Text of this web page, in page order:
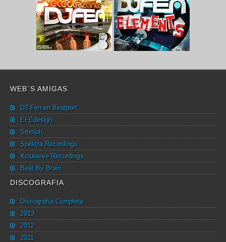
WEB´S AMIGAS
DJ Fen en Beatport
EFEdesign
Smolph
Spektra Recordings
Xclubsive Recordings
Beat By Brain
DISCOGRAFIA
Discografía Completa
2013
2012
2011